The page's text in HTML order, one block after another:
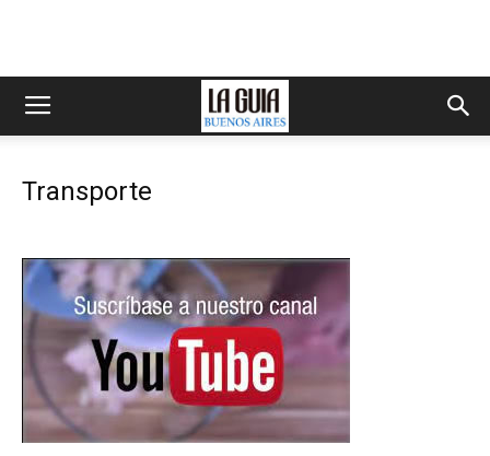
Transporte